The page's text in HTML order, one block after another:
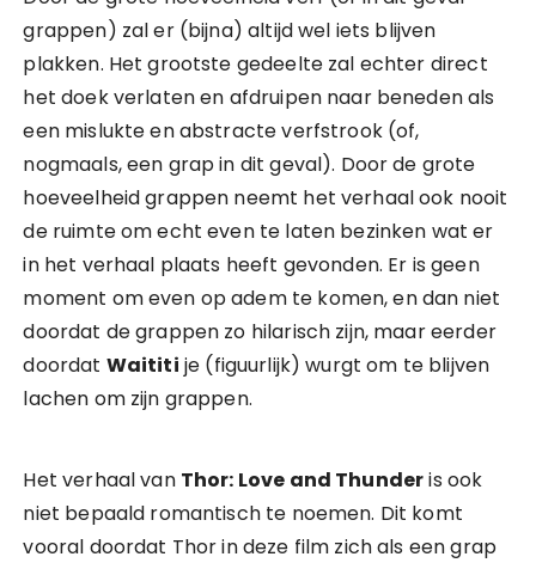
grappen) zal er (bijna) altijd wel iets blijven
plakken. Het grootste gedeelte zal echter direct
het doek verlaten en afdruipen naar beneden als
een mislukte en abstracte verfstrook (of,
nogmaals, een grap in dit geval). Door de grote
hoeveelheid grappen neemt het verhaal ook nooit
de ruimte om echt even te laten bezinken wat er
in het verhaal plaats heeft gevonden. Er is geen
moment om even op adem te komen, en dan niet
doordat de grappen zo hilarisch zijn, maar eerder
doordat Waititi je (figuurlijk) wurgt om te blijven
lachen om zijn grappen.
Het verhaal van Thor: Love and Thunderis ook
niet bepaald romantisch te noemen. Dit komt
vooral doordat Thor in deze film zich als een grap